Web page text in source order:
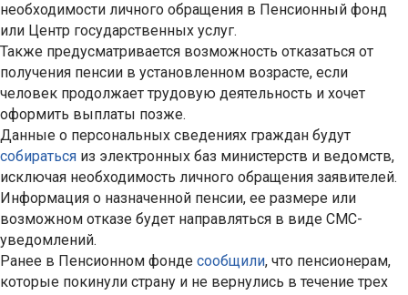
необходимости личного обращения в Пенсионный фонд
или Центр государственных услуг.
Также предусматривается возможность отказаться от
получения пенсии в установленном возрасте, если
человек продолжает трудовую деятельность и хочет
оформить выплаты позже.
Данные о персональных сведениях граждан будут
собираться из электронных баз министерств и ведомств,
исключая необходимость личного обращения заявителей.
Информация о назначенной пенсии, ее размере или
возможном отказе будет направляться в виде СМС-
уведомлений.
Ранее в Пенсионном фонде сообщили, что пенсионерам,
которые покинули страну и не вернулись в течение трех